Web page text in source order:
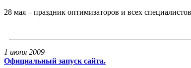
28 мая – праздник оптимизаторов и всех
1 июня 2009
Официальный запуск сайта.